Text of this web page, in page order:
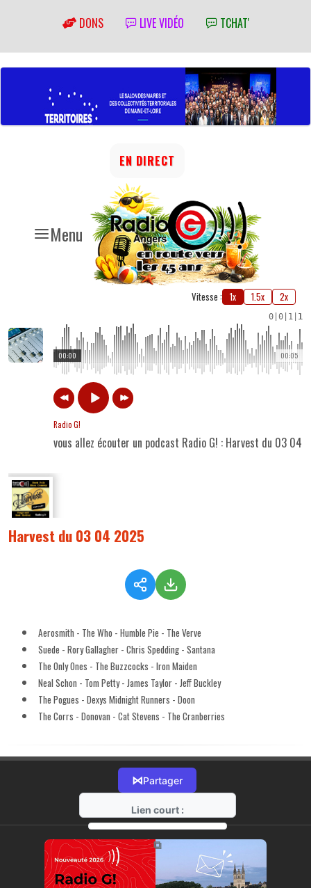
DONS LIVE VIDÉO TCHAT'
Menu
EN DIRECT
Vitesse : 1x 1.5x 2x
0 0 1 1
00:05
00:00
Radio G!
vous allez écouter un podcast Radio G! : Harvest du 03 04
Harvest du 03 04 2025
Aerosmith - The Who - Humble Pie - The Verve
Suede - Rory Gallagher - Chris Spedding - Santana
The Only Ones - The Buzzcocks - Iron Maiden
Neal Schon - Tom Petty - James Taylor - Jeff Buckley
The Pogues - Dexys Midnight Runners - Doon
The Corrs - Donovan - Cat Stevens - The Cranberries
⋈Partager
Lien court :
https://radio-g.fr?17289
⧉